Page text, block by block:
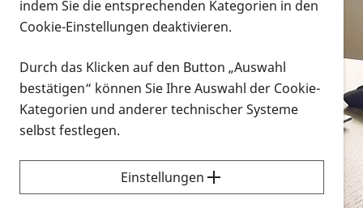
Infomaterial
Vorlesen
Alle Infomaterialien in verschiedenen
Formaten an einem Ort
Sie möchten wissen, wie Sie nach Infonmaterial
suchen und dieses bestellen bzw. herunterladen
können? Schauen Sie sich dieErklärvideos zum
indem Sie die entsprechenden Kategorien in den
Cookie-Einstellungen deaktivieren.
Durch das Klicken auf den Button „Auswahl
bestätigen“ können Sie Ihre Auswahl der Cookie-
Kategorien und anderer technischer Systeme
selbst festlegen.
Einstellungen